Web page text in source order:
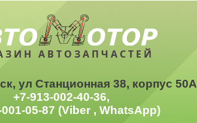
АВТОЗАПЧАСТЕЙ
ул Станционная 38, корпус 50А
+7-913-002-40-36,
05-87 (Viber , WhatsApp)